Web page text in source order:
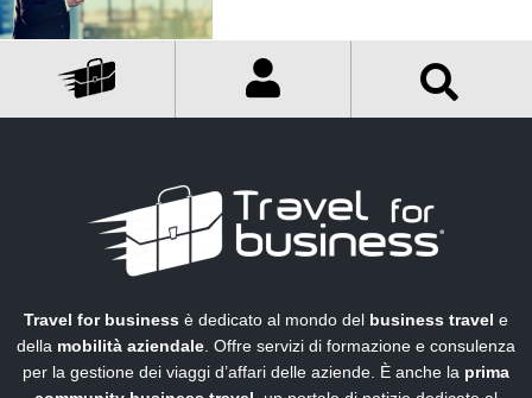
Travel for business è dedicato al mondo del business travel e
della mobilità aziendale. Offre servizi di formazione e consulenza
per la gestione dei viaggi d’affari delle aziende. È anche la prima